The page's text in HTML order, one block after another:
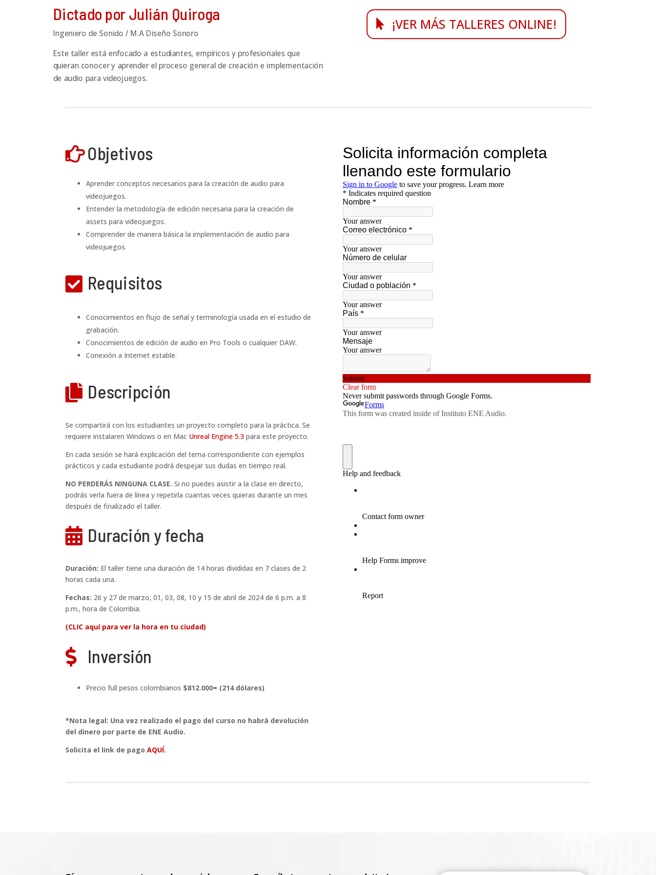
Dictado por Julián Quiroga
Ingeniero de Sonido / M.A Diseño Sonoro
Este taller está enfocado a estudiantes, empíricos y profesionales que
quieran conocer y aprender el proceso general de creación e implementación
de audio para videojuegos.
¡VER MÁS TALLERES ONLINE!
Objetivos
Aprender conceptos necesarios para la creación de audio para
videojuegos.
Entender la metodología de edición necesaria para la creación de
assets para videojuegos.
Comprender de manera básica la implementación de audio para
videojuegos.
 Requisitos
Conocimientos en flujo de señal y terminología usada en el estudio de
grabación.
Conocimientos de edición de audio en Pro Tools o cualquier DAW.
Conexión a Internet estable.
 Descripción
Se compartirá con los estudiantes un proyecto completo para la práctica. Se
requiere instalaren Windows o en Mac Unreal Engine 5.3 para este proyecto.
En cada sesión se hará explicación del tema correspondiente con ejemplos
prácticos y cada estudiante podrá despejar sus dudas en tiempo real.
NO PERDERÁS NINGUNA CLASE. Si no puedes asistir a la clase en directo,
podrás verla fuera de línea y repetirla cuantas veces quieras durante un mes
después de finalizado el taller.
 Duración y fecha
Duración: El taller tiene una duración de 14 horas divididas en 7 clases de 2
horas cada una.
Fechas: 26 y 27 de marzo, 01, 03, 08, 10 y 15 de abril de 2024 de 6 p.m. a 8
p.m., hora de Colombia.
(CLIC aquí para ver la hora en tu ciudad)
 Inversión
Precio full pesos colombianos $812.000= (214 dólares)
*Nota legal: Una vez realizado el pago del curso no habrá devolución
del dinero por parte de ENE Audio.
Solicita el link de pago AQUÍ.